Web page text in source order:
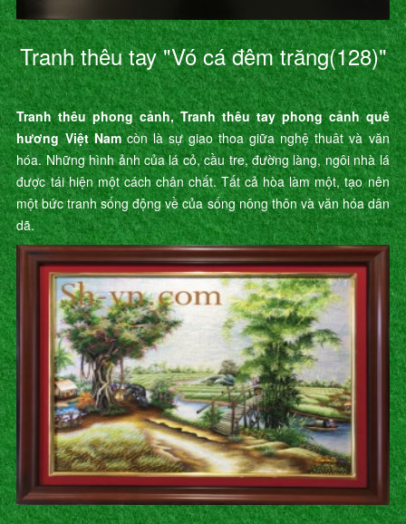
Tranh thêu tay "Vó cá đêm trăng(128)"
Tranh thêu phong cảnh, Tranh thêu tay phong cảnh quê
hương Việt Namcòn là sự giao thoa giữa nghệ thuât và văn
hóa. Những hình ảnh của lá cỏ, cầu tre, đường làng, ngôi nhà lá
được tái hiện một cách chân chất. Tất cả hòa làm một, tạo nên
một bức tranh sống động về của sống nông thôn và văn hóa dân
dã.